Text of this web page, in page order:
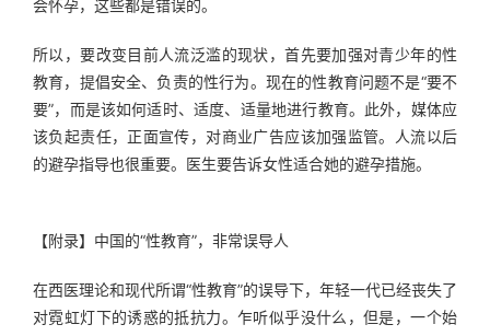
会怀孕，这些都是错误的。
所以，要改变目前人流泛滥的现状，首先要加强对青少年的性
教育，提倡安全、负责的性行为。现在的性教育问题不是“要不
要”，而是该如何适时、适度、适量地进行教育。此外，媒体应
该负起责任，正面宣传，对商业广告应该加强监管。人流以后
的避孕指导也很重要。医生要告诉女性适合她的避孕措施。
【附录】中国的“性教育”，非常误导人
在西医理论和现代所谓“性教育”的误导下，年轻一代已经丧失了
对霓虹灯下的诱惑的抵抗力。乍听似乎没什么，但是，一个始